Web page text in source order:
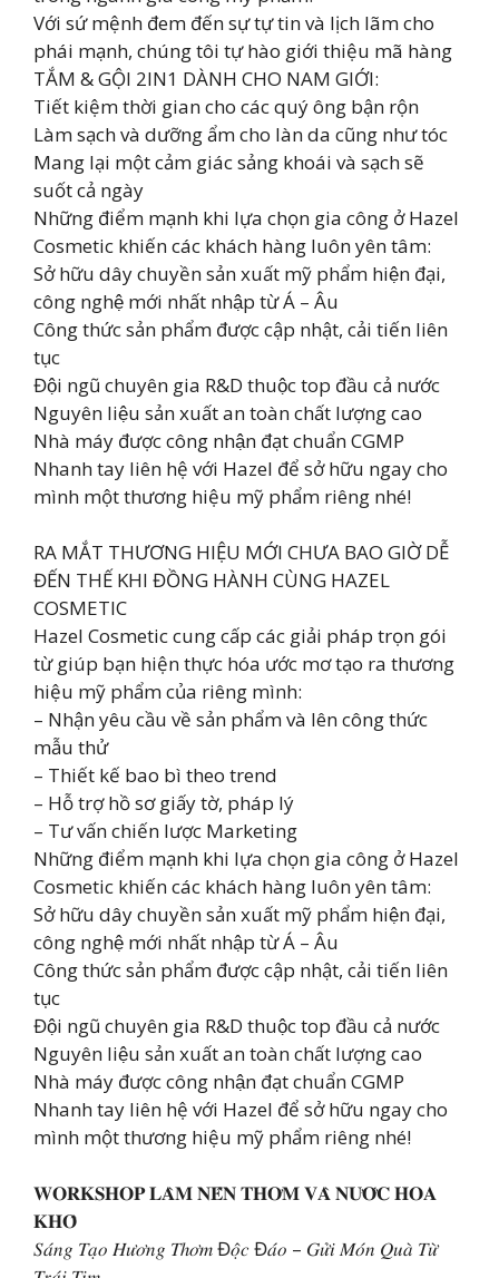
Với sứ mệnh đem đến sự tự tin và lịch lãm cho
phái mạnh, chúng tôi tự hào giới thiệu mã hàng
TẮM & GỘI 2IN1 DÀNH CHO NAM GIỚI:
Tiết kiệm thời gian cho các quý ông bận rộn
Làm sạch và dưỡng ẩm cho làn da cũng như tóc
Mang lại một cảm giác sảng khoái và sạch sẽ
suốt cả ngày
Những điểm mạnh khi lựa chọn gia công ở Hazel
Cosmetic khiến các khách hàng luôn yên tâm:
Sở hữu dây chuyền sản xuất mỹ phẩm hiện đại,
công nghệ mới nhất nhập từ Á – Âu
Công thức sản phẩm được cập nhật, cải tiến liên
tục
Đội ngũ chuyên gia R&D thuộc top đầu cả nước
Nguyên liệu sản xuất an toàn chất lượng cao
Nhà máy được công nhận đạt chuẩn CGMP
Nhanh tay liên hệ với Hazel để sở hữu ngay cho
mình một thương hiệu mỹ phẩm riêng nhé!
RA MẮT THƯƠNG HIỆU MỚI CHƯA BAO GIỜ DỄ
ĐẾN THẾ KHI ĐỒNG HÀNH CÙNG HAZEL
COSMETIC
Hazel Cosmetic cung cấp các giải pháp trọn gói
từ giúp bạn hiện thực hóa ước mơ tạo ra thương
hiệu mỹ phẩm của riêng mình:
– Nhận yêu cầu về sản phẩm và lên công thức
mẫu thử
– Thiết kế bao bì theo trend
– Hỗ trợ hồ sơ giấy tờ, pháp lý
– Tư vấn chiến lược Marketing
Những điểm mạnh khi lựa chọn gia công ở Hazel
Cosmetic khiến các khách hàng luôn yên tâm:
Sở hữu dây chuyền sản xuất mỹ phẩm hiện đại,
công nghệ mới nhất nhập từ Á – Âu
Công thức sản phẩm được cập nhật, cải tiến liên
tục
Đội ngũ chuyên gia R&D thuộc top đầu cả nước
Nguyên liệu sản xuất an toàn chất lượng cao
Nhà máy được công nhận đạt chuẩn CGMP
Nhanh tay liên hệ với Hazel để sở hữu ngay cho
mình một thương hiệu mỹ phẩm riêng nhé!
𝐖𝐎𝐑𝐊𝐒𝐇𝐎𝐏 𝐋𝐀̀𝐌 𝐍𝐄̂́𝐍 𝐓𝐇𝐎̛𝐌 𝐕𝐀̀ 𝐍𝐔̛𝐎̛́𝐂 𝐇𝐎𝐀
𝐊𝐇𝐎̂
𝑆𝑎́𝑛𝑔 𝑇𝑎̣𝑜 𝐻𝑢̛𝑜̛𝑛𝑔 𝑇ℎ𝑜̛𝑚 Đ𝑜̣̂𝑐 Đ𝑎́𝑜 – 𝐺𝑢̛̉𝑖 𝑀𝑜́𝑛 𝑄𝑢𝑎̀ 𝑇𝑢̛̀